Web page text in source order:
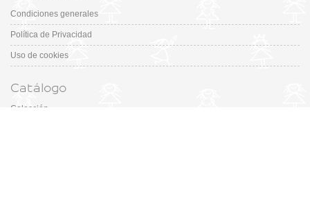
Condiciones generales
Política de Privacidad
Uso de cookies
Catálogo
Colección